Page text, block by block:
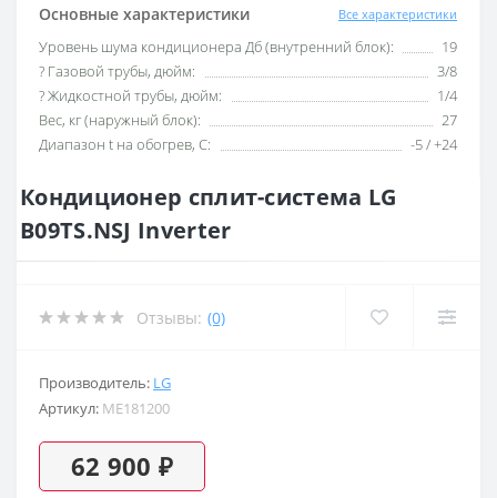
Основные характеристики Все характеристики
Уровень шума кондиционера Дб (внутренний блок):
19
? Газовой трубы, дюйм:
3/8
? Жидкостной трубы, дюйм:
1/4
Вес, кг (наружный блок):
27
Диапазон t на обогрев, С:
-5 / +24
Кондиционер сплит-система LG
B09TS.NSJ Inverter
Отзывы: (0)
Производитель: LG
Артикул: ME181200
62 900 ₽